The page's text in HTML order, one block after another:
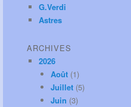
G.Verdi
Astres
ARCHIVES
2026
Août (1)
Juillet (5)
Juin (3)